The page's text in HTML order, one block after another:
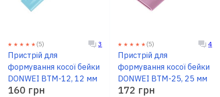
Про
RU | UA(5) 3
Пристрій для
формування косої бейки
DONWEI BTM-12, 12 мм
160 грн
(5) 4
Пристрій для
формування косої бейки
DONWEI BTM-25, 25 мм
172 грн